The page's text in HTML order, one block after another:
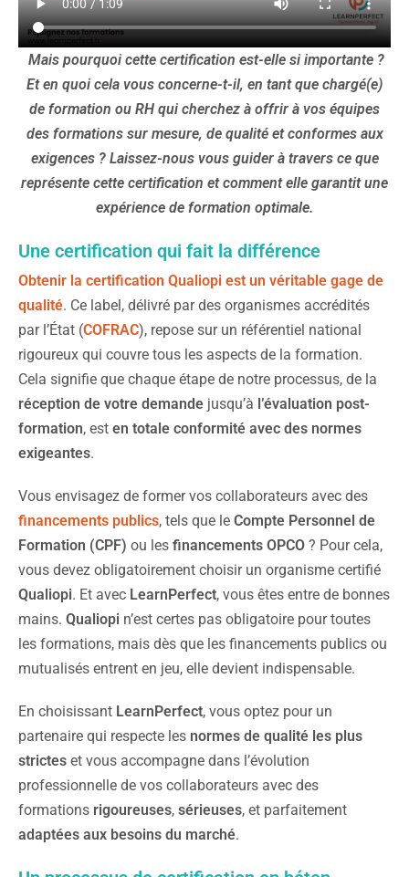
Mais pourquoi cette certification est-elle si importante ?
Et en quoi cela vous concerne-t-il, en tant que chargé(e)
de formation ou RH qui cherchez à offrir à vos équipes
des formations sur mesure, de qualité et conformes aux
exigences ? Laissez-nous vous guider à travers ce que
représente cette certification et comment elle garantit une
expérience de formation optimale.
Une certification qui fait la différence
Obtenir la certification Qualiopi est un véritable gage de
qualité. Ce label, délivré par des organismes accrédités
par l’État (COFRAC), repose sur un référentiel national
rigoureux qui couvre tous les aspects de la formation.
Cela signifie que chaque étape de notre processus, de la
réception de votre demande jusqu’à l’évaluation post-
formation, est en totale conformité avec des normes
exigeantes.
Vous envisagez de former vos collaborateurs avec des
financements publics, tels que le Compte Personnel de
Formation (CPF) ou les financements OPCO ? Pour cela,
vous devez obligatoirement choisir un organisme certifié
Qualiopi. Et avec LearnPerfect, vous êtes entre de bonnes
mains. Qualiopi n’est certes pas obligatoire pour toutes
les formations, mais dès que les financements publics ou
mutualisés entrent en jeu, elle devient indispensable.
En choisissant LearnPerfect, vous optez pour un
partenaire qui respecte les normes de qualité les plus
strictes et vous accompagne dans l’évolution
professionnelle de vos collaborateurs avec des
formations rigoureuses, sérieuses, et parfaitement
adaptées aux besoins du marché.